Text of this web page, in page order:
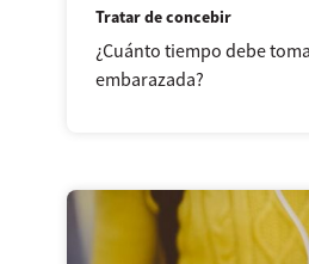
Tratar de concebir
¿Cuánto tiempo debe
embarazada?